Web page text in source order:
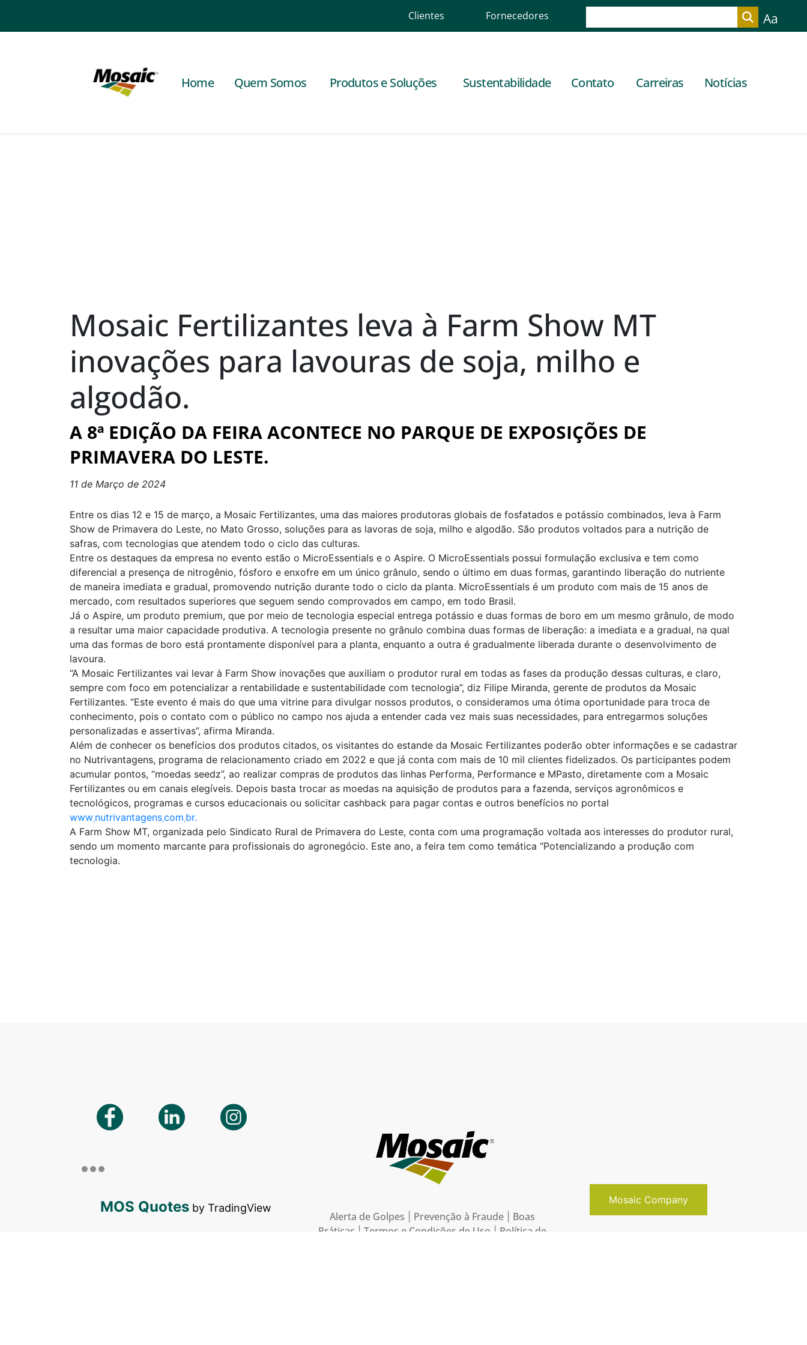
Home Quem Somos Produtos e Soluções Sustentabilidade Contato Carreiras Notícias
Clientes Fornecedores Aa
Mosaic Fertilizantes leva à Farm Show MT
inovações para lavouras de soja, milho e
algodão.
A 8ª EDIÇÃO DA FEIRA ACONTECE NO PARQUE DE EXPOSIÇÕES DE
PRIMAVERA DO LESTE.
11 de Março de 2024
Entre os dias 12 e 15 de março, a Mosaic Fertilizantes, uma das maiores produtoras globais de fosfatados e potássio combinados, leva à Farm
Show de Primavera do Leste, no Mato Grosso, soluções para as lavoras de soja, milho e algodão. São produtos voltados para a nutrição de
safras, com tecnologias que atendem todo o ciclo das culturas.
Entre os destaques da empresa no evento estão o MicroEssentials e o Aspire. O MicroEssentials possui formulação exclusiva e tem como
diferencial a presença de nitrogênio, fósforo e enxofre em um único grânulo, sendo o último em duas formas, garantindo liberação do nutriente
de maneira imediata e gradual, promovendo nutrição durante todo o ciclo da planta. MicroEssentials é um produto com mais de 15 anos de
mercado, com resultados superiores que seguem sendo comprovados em campo, em todo Brasil.
Já o Aspire, um produto premium, que por meio de tecnologia especial entrega potássio e duas formas de boro em um mesmo grânulo, de modo
a resultar uma maior capacidade produtiva. A tecnologia presente no grânulo combina duas formas de liberação: a imediata e a gradual, na qual
uma das formas de boro está prontamente disponível para a planta, enquanto a outra é gradualmente liberada durante o desenvolvimento de
lavoura.
“A Mosaic Fertilizantes vai levar à Farm Show inovações que auxiliam o produtor rural em todas as fases da produção dessas culturas, e claro,
sempre com foco em potencializar a rentabilidade e sustentabilidade com tecnologia”, diz Filipe Miranda, gerente de produtos da Mosaic
Fertilizantes. “Este evento é mais do que uma vitrine para divulgar nossos produtos, o consideramos uma ótima oportunidade para troca de
conhecimento, pois o contato com o público no campo nos ajuda a entender cada vez mais suas necessidades, para entregarmos soluções
personalizadas e assertivas”, afirma Miranda.
Além de conhecer os benefícios dos produtos citados, os visitantes do estande da Mosaic Fertilizantes poderão obter informações e se cadastrar
no Nutrivantagens, programa de relacionamento criado em 2022 e que já conta com mais de 10 mil clientes fidelizados. Os participantes podem
acumular pontos, “moedas seedz”, ao realizar compras de produtos das linhas Performa, Performance e MPasto, diretamente com a Mosaic
Fertilizantes ou em canais elegíveis. Depois basta trocar as moedas na aquisição de produtos para a fazenda, serviços agronômicos e
tecnológicos, programas e cursos educacionais ou solicitar cashback para pagar contas e outros benefícios no portal
www܂nutrivantagens܂com܂br.
A Farm Show MT, organizada pelo Sindicato Rural de Primavera do Leste, conta com uma programação voltada aos interesses do produtor rural,
sendo um momento marcante para profissionais do agronegócio. Este ano, a feira tem como temática “Potencializando a produção com
tecnologia.
MOS Quotesby TradingView
Alerta de Golpes Prevenção à Fraude| Boas
Práticas | Termos e Condições de Uso | Política de
Mosaic Company